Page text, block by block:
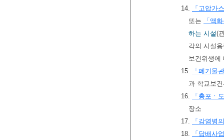
14.
「고압가
또는
「액
하는 시설(
각의 시설
보건위생
15.
「폐기물
과 학교보
16.
「총포ㆍ
장소
17.
「감염병
18.
「담배사